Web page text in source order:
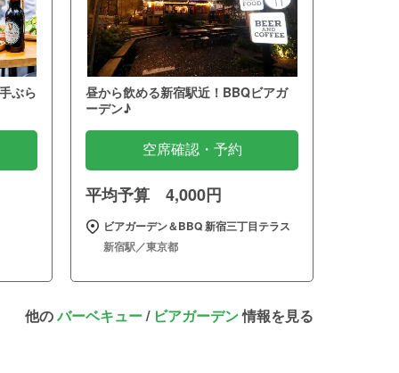
ぶら
昼から飲める新宿駅近！BBQビアガ
ーデン♪
空席確認・予約
平均予算 4,000円
ビアガーデン＆BBQ 新宿三丁目テラス
新宿駅／東京都
他のバーベキュー/ ビアガーデン情報を見る